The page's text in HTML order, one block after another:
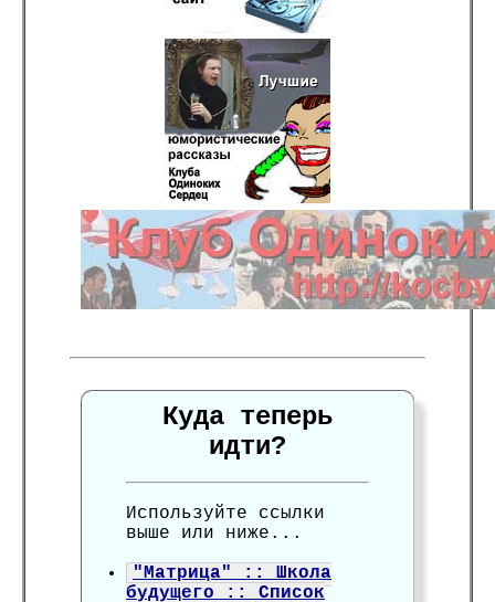
Куда теперь
идти?
Используйте ссылки
выше или ниже...
"Матрица" :: Школа
будущего :: Список